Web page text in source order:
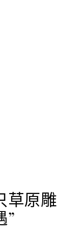
草原雕
”